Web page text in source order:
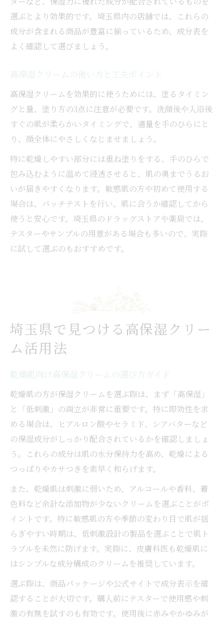
選ぶとより効果的です。埼玉県内の店舗では、これらの
成分が含まれる商品が豊富に揃っているため、成分表を
よく確認して選びましょう。
高保湿クリームの使い方と工夫ポイント
高保湿クリームを効果的に使うためには、塗るタイミン
グと量、塗り方の3点に注意が必要です。洗顔後や入浴後
すぐの肌が柔らかいタイミングで、適量を手のひらにと
り、顔全体にやさしくなじませましょう。
特に乾燥しやすい部分には重ね塗りをする、手のひらで
包み込むように温めて浸透させると、肌の奥までうるお
いが届きやすくなります。敏感肌の方や初めて使用する
場合は、パッチテストを行い、肌に合うか確認してから
使うと安心です。埼玉県のドラッグストアや薬局では、
テスターやサンプルの用意がある場合も多いので、実際
に試して選ぶのもおすすめです。
埼玉県で見つける高保湿クリー
ム活用法
乾燥肌向け高保湿クリームの選び方ガイド
乾燥肌の方が保湿クリームを選ぶ際は、まず「高保湿」
と「低刺激」の両立が非常に重要です。特に即効性を求
める場合は、ヒアルロン酸やセラミド、シアバターなど
の保湿成分がしっかり配合されているかを確認しましょ
う。これらの成分は肌の水分保持力を高め、乾燥による
つっぱりやカサつきを素早く和らげます。
また、乾燥肌は刺激に弱いため、アルコールや香料、着
色料など余計な添加物が少ないクリームを選ぶことがポ
イントです。特に敏感肌の方や季節の変わり目で肌が揺
らぎやすい時期は、低刺激設計の製品を選ぶことで肌ト
ラブルを未然に防げます。実際に、皮膚科医も乾燥肌に
はシンプルな成分構成のクリームを推奨しています。
選ぶ際は、商品パッケージや公式サイトで成分表示を確
認することが大切です。購入前にテスターで使用感や刺
激の有無を試すのも有効です。使用後に赤みやかゆみが